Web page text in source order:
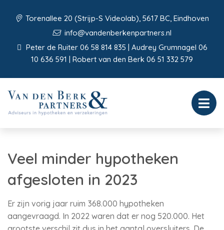
Torenallee 20 (Strijp-S Videolab), 5617 BC, Eindhoven
info@vandenberkenpartners.nl
Peter de Ruiter 06 58 814 835 | Audrey Grumnagel 06
10 636 591 | Robert van den Berk 06 51 332 579
Veel minder hypotheken
afgesloten in 2023
Er zijn vorig jaar ruim 368.000 hypotheken
aangevraagd. In 2022 waren dat er nog 520.000. Het